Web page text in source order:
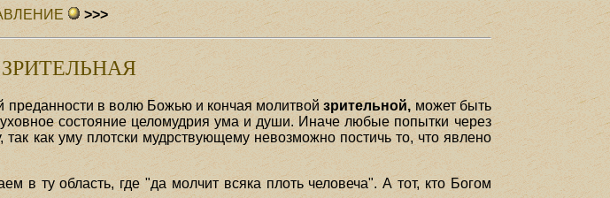
>>>
преданности в волю Божью и кончая молитвойзрительной, может быть
состояние целомудрия ума и души. Иначе любые попытки через
как уму плотски мудрствующему невозможно постичь то, что явлено
в ту область, где "да молчит всяка плоть человеча". А тот, кто Богом